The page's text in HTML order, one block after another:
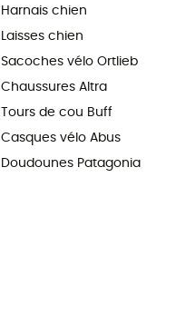
Harnais chien
Laisses chien
Sacoches vélo Ortlieb
Chaussures Altra
Tours de cou Buff
Casques vélo Abus
Doudounes Patagonia